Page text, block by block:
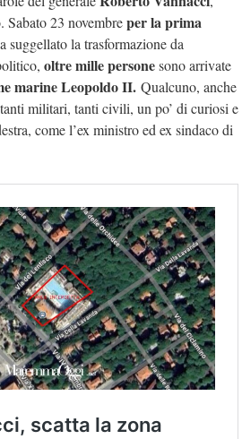
Sabato 23 novembreper la prima
suggellato la trasformazione da
oltre mille personesono arrivate
marine Leopoldo II. Qualcuno, anche
militari, tanti civili, un po’ di curiosi e
come l’ex ministro ed ex sindaco di